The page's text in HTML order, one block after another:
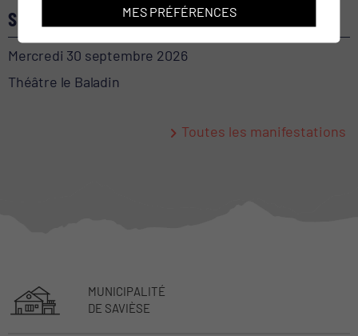
SECRET(S) MÉDICAL
Mercredi 30 septembre 2026
Théâtre le Baladin
Toutes les manifestations
MUNICIPALITÉ
DE SAVIÈSE
MES PRÉFÉRENCES